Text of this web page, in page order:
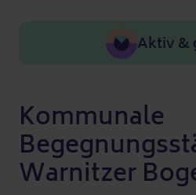
Aktiv &
Kommunale
Warnitzer